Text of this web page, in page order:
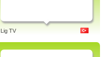
Lig TV